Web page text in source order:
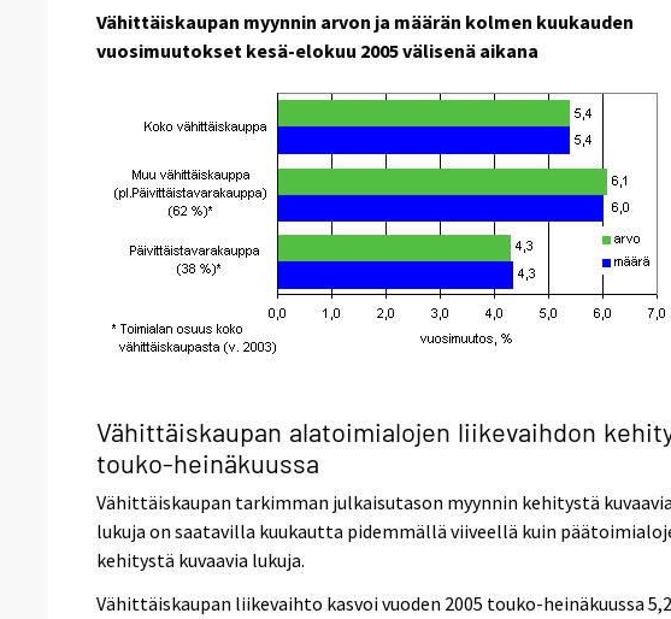
Vähittäiskaupan myynnin arvon ja määrän kolmen kuukauden
vuosimuutokset kesä-elokuu 2005 välisenä aikana
Vähittäiskaupan alatoimialojen liikevaihdon
touko-heinäkuussa
Vähittäiskaupan tarkimman julkaisutason myynnin kehitystä kuvaavia
lukuja on saatavilla kuukautta pidemmällä viiveellä kuin
kehitystä kuvaavia lukuja.
Vähittäiskaupan liikevaihto kasvoi vuoden 2005 touko-heinäkuussa 5,2